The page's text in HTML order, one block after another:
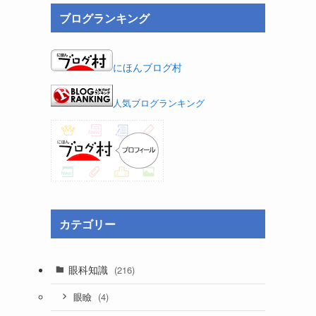
ブログランキング
にほんブログ村
人気ブログランキング
カテゴリー
眼科知識 (216)
眼瞼 (4)